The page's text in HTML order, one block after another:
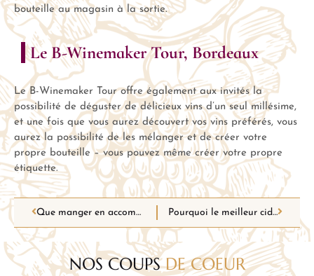
bouteille au magasin à la sortie.
Le B-Winemaker Tour, Bordeaux
Le B-Winemaker Tour offre également aux invités la
possibilité de déguster de délicieux vins d’un seul millésime,
et une fois que vous aurez découvert vos vins préférés, vous
aurez la possibilité de les mélanger et de créer votre
propre bouteille – vous pouvez même créer votre propre
étiquette.
Que manger en accompagnement du cidre ? Pourquoi le meilleur cidre se trouve en Normandie ?
NOS COUPSDE COEUR